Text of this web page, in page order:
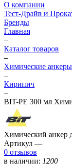
О компании
Тест-Драйв и
Бренды
Главная
–
Каталог товаров
–
Химические анкеры
–
Кирипич
–
BIT-PE 300 мл
Химический анкер
Артикул —
0 отзывов
в наличии: 1200